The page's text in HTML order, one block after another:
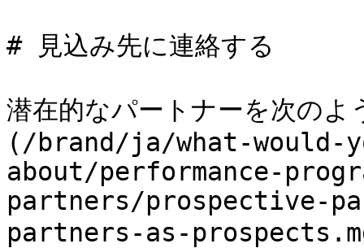
# 見込み先に連絡する
潜在的なパートナーを次の
(/brand/ja/what-
about/performance-
partners/prospective-
partners-as-